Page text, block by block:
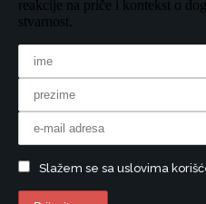
reakcije na priče i kontekst o
stvarnost.
Slažem se sa uslovima